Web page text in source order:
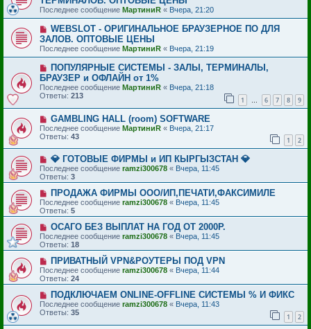
Последнее сообщение МартиниR « Вчера, 21:20
WEBSLOT - ОРИГИНАЛЬНОЕ БРАУЗЕРНОЕ ПО ДЛЯ
ЗАЛОВ. ОПТОВЫЕ ЦЕНЫ
Последнее сообщение МартиниR « Вчера, 21:19
ПОПУЛЯРНЫЕ СИСТЕМЫ - ЗАЛЫ, ТЕРМИНАЛЫ,
БРАУЗЕР и ОФЛАЙН от 1%
Последнее сообщение МартиниR « Вчера, 21:18
Ответы: 213 1 … 6 7 8 9
GAMBLING HALL (room) SOFTWARE
Последнее сообщение МартиниR « Вчера, 21:17
Ответы: 43 1 2
💎 ГОТОВЫЕ ФИРМЫ и ИП КЫРГЫЗСТАН 💎
Последнее сообщение ramzi300678 « Вчера, 11:45
Ответы: 3
ПРОДАЖА ФИРМЫ ООО/ИП,ПЕЧАТИ,ФАКСИМИЛЕ
Последнее сообщение ramzi300678 « Вчера, 11:45
Ответы: 5
ОСАГО БЕЗ ВЫПЛАТ НА ГОД ОТ 2000Р.
Последнее сообщение ramzi300678 « Вчера, 11:45
Ответы: 18
ПРИВАТНЫЙ VPN&РОУТЕРЫ ПОД VPN
Последнее сообщение ramzi300678 « Вчера, 11:44
Ответы: 24
ПОДКЛЮЧАЕМ ONLINE-OFFLINE СИСТЕМЫ % И ФИКС
Последнее сообщение ramzi300678 « Вчера, 11:43
Ответы: 35 1 2